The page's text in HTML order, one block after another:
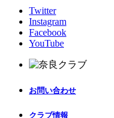
Twitter
Instagram
Facebook
YouTube
お問い合わせ
クラブ情報